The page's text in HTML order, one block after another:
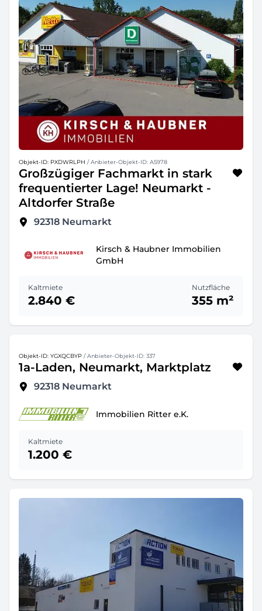
Objekt-ID: PXDWRLPH / Anbieter-Objekt-ID: A5978
Großzügiger Fachmarkt in stark
frequentierter Lage! Neumarkt -
Altdorfer Straße
92318 Neumarkt
Kirsch & Haubner Immobilien
GmbH
Kaltmiete
2.840 €
Nutzfläche
355 m²
Objekt-ID: YGXQCBYP / Anbieter-Objekt-ID: 337
1a-Laden, Neumarkt, Marktplatz
92318 Neumarkt
Immobilien Ritter e.K.
Kaltmiete
1.200 €